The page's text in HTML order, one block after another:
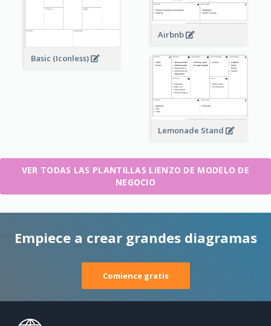
Airbnb
Basic (Iconless)
Lemonade Stand
VER TODAS LAS PLANTILLAS LIENZO DE MODELO DE
NEGOCIO
Empiece a crear grandes diagramas
Comience gratis